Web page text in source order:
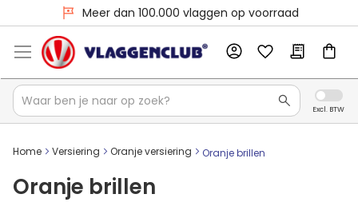
Meer dan 100.000 vlaggen op voorraad
Home Versiering Oranje versiering Oranje brillen
Oranje brillen